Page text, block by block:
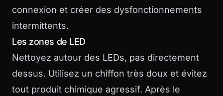
connexion et créer des dysfonctionnements
intermittents.
Les zones de LED
Nettoyez autour des LEDs, pas directement
dessus. Utilisez un chiffon très doux et évitez
tout produit chimique agressif. Après le